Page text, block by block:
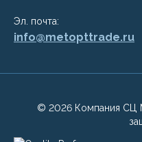
Эл. почта:
info@metopttrade.ru
© 2026 Компания СЦ